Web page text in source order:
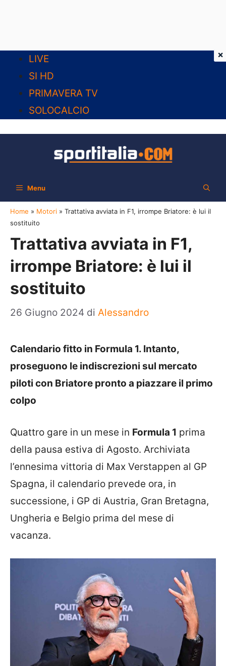
contenuto
LIVE
SI HD
PRIMAVERA TV
SOLOCALCIO
Menu
Home » Motori » Trattativa avviata in F1, irrompe Briatore: è lui il
sostituito
Trattativa avviata in F1,
irrompe Briatore: è lui il
sostituito
26 Giugno 2024 di Alessandro
Calendario fitto in Formula 1. Intanto,
proseguono le indiscrezioni sul mercato
piloti con Briatore pronto a piazzare il primo
colpo
Quattro gare in un mese in Formula 1 prima
della pausa estiva di Agosto. Archiviata
l’ennesima vittoria di Max Verstappen al GP
Spagna, il calendario prevede ora, in
successione, i GP di Austria, Gran Bretagna,
Ungheria e Belgio prima del mese di
vacanza.
×